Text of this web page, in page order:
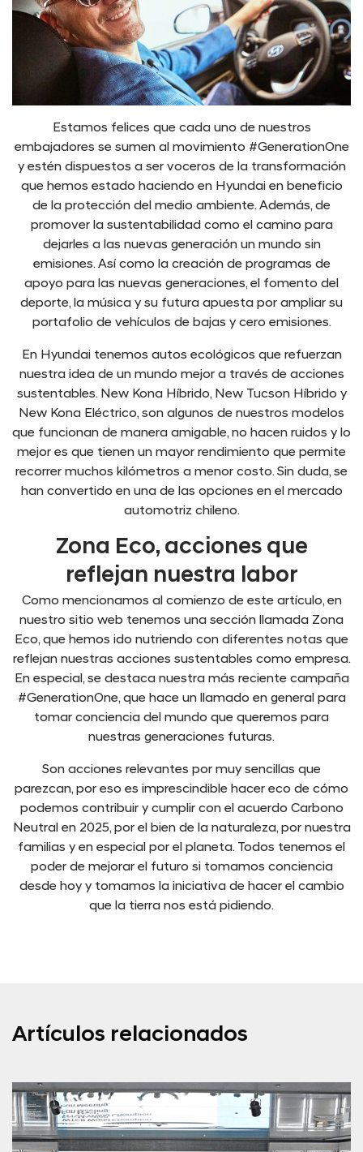
Estamos felices que cada uno de nuestros
embajadores se sumen al movimiento #GenerationOne
y estén dispuestos a ser voceros de la transformación
que hemos estado haciendo en Hyundai en beneficio
de la protección del medio ambiente. Además, de
promover la sustentabilidad como el camino para
dejarles a las nuevas generación un mundo sin
emisiones. Así como la creación de programas de
apoyo para las nuevas generaciones, el fomento del
deporte, la música y su futura apuesta por ampliar su
portafolio de vehículos de bajas y cero emisiones.
En Hyundai tenemos autos ecológicos que refuerzan
nuestra idea de un mundo mejor a través de acciones
sustentables. New Kona Híbrido, New Tucson Híbrido y
New Kona Eléctrico, son algunos de nuestros modelos
que funcionan de manera amigable, no hacen ruidos y lo
mejor es que tienen un mayor rendimiento que permite
recorrer muchos kilómetros a menor costo. Sin duda, se
han convertido en una de las opciones en el mercado
automotriz chileno.
Zona Eco, acciones que
reflejan nuestra labor
Como mencionamos al comienzo de este artículo, en
nuestro sitio web tenemos una sección llamada Zona
Eco, que hemos ido nutriendo con diferentes notas que
reflejan nuestras acciones sustentables como empresa.
En especial, se destaca nuestra más reciente campaña
#GenerationOne, que hace un llamado en general para
tomar conciencia del mundo que queremos para
nuestras generaciones futuras.
Son acciones relevantes por muy sencillas que
parezcan, por eso es imprescindible hacer eco de cómo
podemos contribuir y cumplir con el acuerdo Carbono
Neutral en 2025, por el bien de la naturaleza, por nuestra
familias y en especial por el planeta. Todos tenemos el
poder de mejorar el futuro si tomamos conciencia
desde hoy y tomamos la iniciativa de hacer el cambio
que la tierra nos está pidiendo.
Artículos relacionados